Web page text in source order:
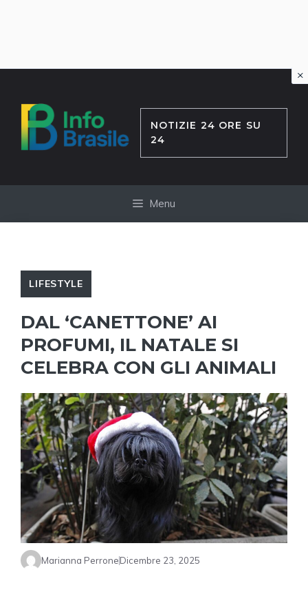
contenuto
NOTIZIE 24 ORE SU
24
Menu
LIFESTYLE
DAL ‘CANETTONE’ AI
PROFUMI, IL NATALE SI
CELEBRA CON GLI ANIMALI
Marianna PerroneDicembre 23, 2025
×